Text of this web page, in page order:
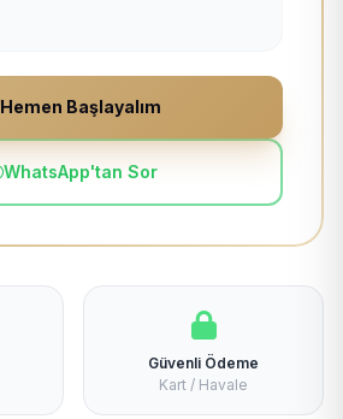
Hemen Başlayalım
WhatsApp'tan Sor
Güvenli Ödeme
Kart / Havale